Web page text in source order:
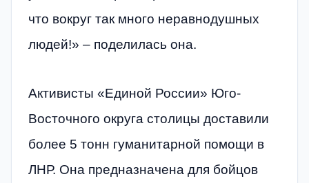
что вокруг так много неравнодушных
людей!» – поделилась она.
Активисты «Единой России» Юго-
Восточного округа столицы доставили
более 5 тонн гуманитарной помощи в
ЛНР. Она предназначена для бойцов